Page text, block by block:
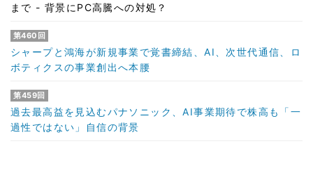
まで - 背景にPC高騰への対処？
第460回
シャープと鴻海が新規事業で覚書締結、AI、次世代通信、ロ
ボティクスの事業創出へ本腰
第459回
過去最高益を見込むパナソニック、AI事業期待で株高も「一
過性ではない」自信の背景